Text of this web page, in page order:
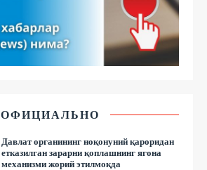
ОФИЦИАЛЬНО
Давлат органининг ноқонуний қароридан
етказилган зарарни қоплашнинг ягона
механизми жорий этилмоқда